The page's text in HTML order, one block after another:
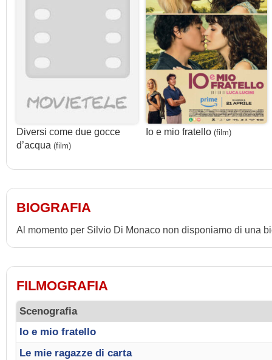
Diversi come due gocce
d’acqua (film)
Io e mio fratello (film)
BIOGRAFIA
Al momento per Silvio Di Monaco non disponiamo di una
FILMOGRAFIA
Scenografia
Io e mio fratello
Le mie ragazze di carta